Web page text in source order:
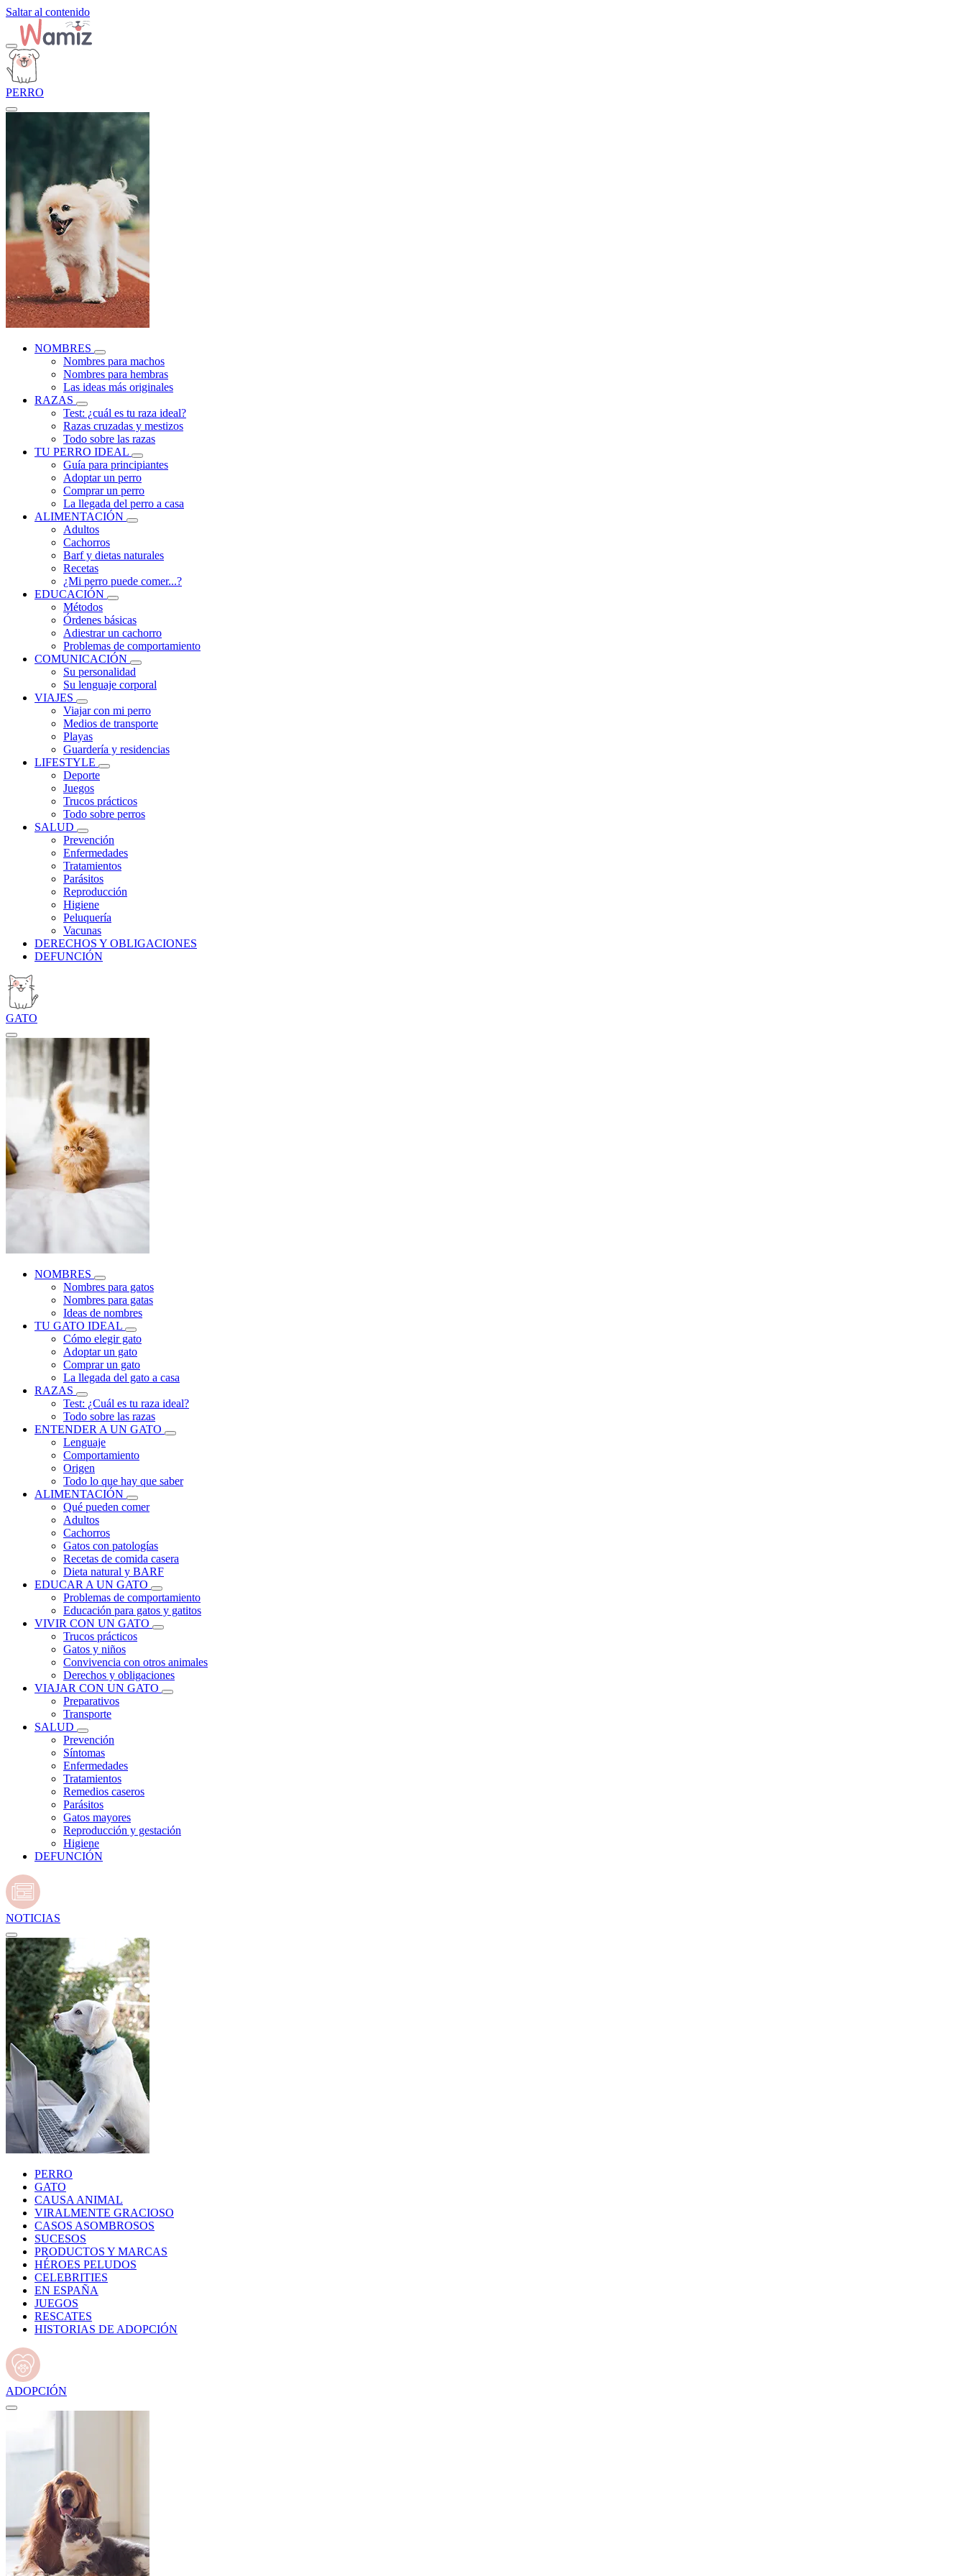
Saltar al contenido
PERRO
NOMBRES
Nombres para machos
Nombres para hembras
Las ideas más originales
RAZAS
Test: ¿cuál es tu raza ideal?
Razas cruzadas y mestizos
Todo sobre las razas
TU PERRO IDEAL
Guía para principiantes
Adoptar un perro
Comprar un perro
La llegada del perro a casa
ALIMENTACIÓN
Adultos
Cachorros
Barf y dietas naturales
Recetas
¿Mi perro puede comer...?
EDUCACIÓN
Métodos
Órdenes básicas
Adiestrar un cachorro
Problemas de comportamiento
COMUNICACIÓN
Su personalidad
Su lenguaje corporal
VIAJES
Viajar con mi perro
Medios de transporte
Playas
Guardería y residencias
LIFESTYLE
Deporte
Juegos
Trucos prácticos
Todo sobre perros
SALUD
Prevención
Enfermedades
Tratamientos
Parásitos
Reproducción
Higiene
Peluquería
Vacunas
DERECHOS Y OBLIGACIONES
DEFUNCIÓN
GATO
NOMBRES
Nombres para gatos
Nombres para gatas
Ideas de nombres
TU GATO IDEAL
Cómo elegir gato
Adoptar un gato
Comprar un gato
La llegada del gato a casa
RAZAS
Test: ¿Cuál es tu raza ideal?
Todo sobre las razas
ENTENDER A UN GATO
Lenguaje
Comportamiento
Origen
Todo lo que hay que saber
ALIMENTACIÓN
Qué pueden comer
Adultos
Cachorros
Gatos con patologías
Recetas de comida casera
Dieta natural y BARF
EDUCAR A UN GATO
Problemas de comportamiento
Educación para gatos y gatitos
VIVIR CON UN GATO
Trucos prácticos
Gatos y niños
Convivencia con otros animales
Derechos y obligaciones
VIAJAR CON UN GATO
Preparativos
Transporte
SALUD
Prevención
Síntomas
Enfermedades
Tratamientos
Remedios caseros
Parásitos
Gatos mayores
Reproducción y gestación
Higiene
DEFUNCIÓN
NOTICIAS
PERRO
GATO
CAUSA ANIMAL
VIRALMENTE GRACIOSO
CASOS ASOMBROSOS
SUCESOS
PRODUCTOS Y MARCAS
HÉROES PELUDOS
CELEBRITIES
EN ESPAÑA
JUEGOS
RESCATES
HISTORIAS DE ADOPCIÓN
ADOPCIÓN